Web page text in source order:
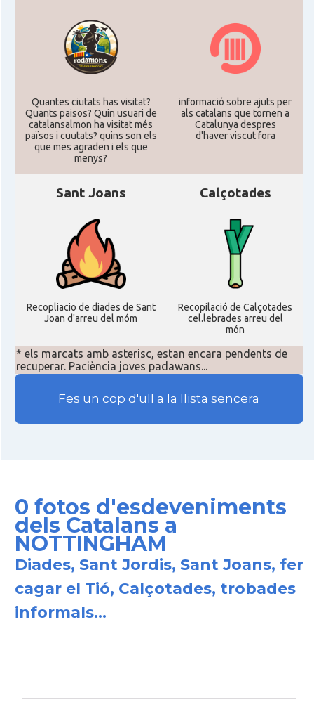
Quantes ciutats has visitat?
Quants paisos? Quin usuari de
catalansalmon ha visitat més
països i cuutats? quins son els
que mes agraden i els que
menys?
informació sobre ajuts per
als catalans que tornen a
Catalunya despres
d'haver viscut fora
Sant Joans
Recopliacio de diades de Sant
Joan d'arreu del móm
Calçotades
Recopilació de Calçotades
cel.lebrades arreu del
món
* els marcats amb asterisc, estan encara pendents de
recuperar. Paciència joves padawans...
Fes un cop d'ull a la llista sencera
0 fotos d'esdeveniments
dels Catalans a
NOTTINGHAM
Diades, Sant Jordis, Sant Joans, fer
cagar el Tió, Calçotades, trobades
informals...